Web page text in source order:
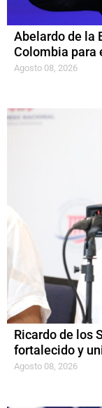
Abelardo de la
Colombia para
Agosto 08, 2026
Ricardo de los
fortalecido y
Agosto 08, 2026